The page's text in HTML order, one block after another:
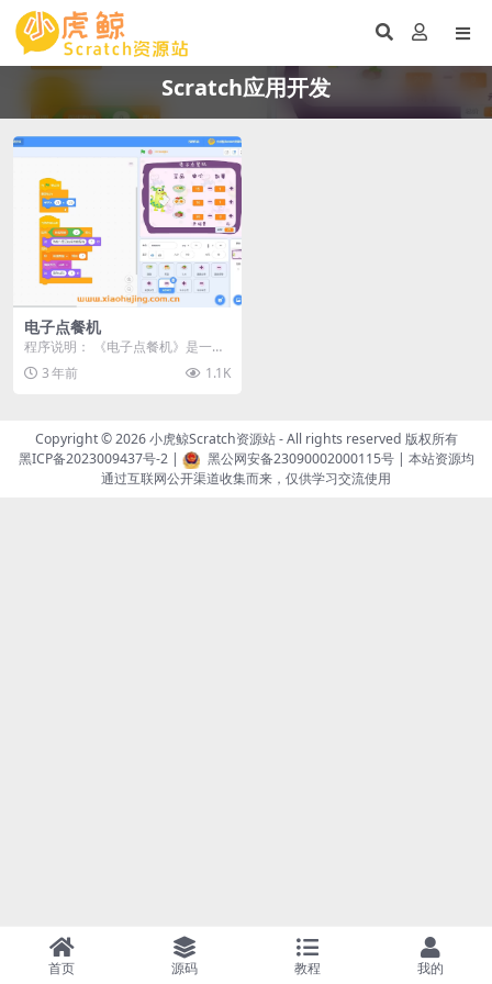
Scratch应用开发
电子点餐机
程序说明： 《电子点餐机》是一个
基于Scratch平台开发的入门级小程
序，该程序...
3 年前 1.1K
Copyright © 2026小虎鲸Scratch资源站- All rights reserved 版权所有
黑ICP备2023009437号-2| 黑公网安备23090002000115号| 本站资源均
通过互联网公开渠道收集而来，仅供学习交流使用
首页 源码 教程 我的